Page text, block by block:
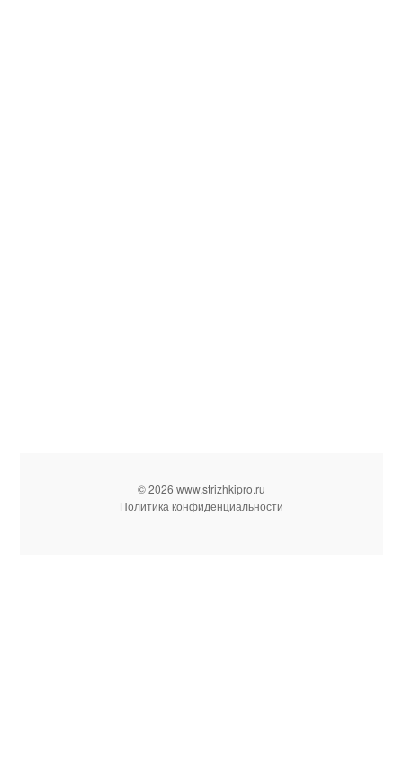
© 2026 www.strizhkipro.ru
Политика конфиденциальности